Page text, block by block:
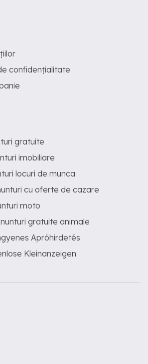
confidențialitate
gratuite
imobiliare
locuri de munca
cu oferte de cazare
moto
gratuite animale
Apróhirdetés
Kleinanzeigen